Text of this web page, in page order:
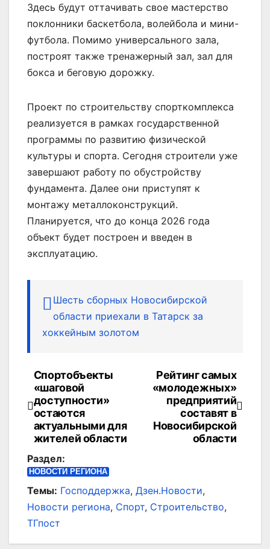
Здесь будут оттачивать свое мастерство
поклонники баскетбола, волейбола и мини-
футбола. Помимо универсального зала,
построят также тренажерный зал, зал для
бокса и беговую дорожку.
Проект по строительству спорткомплекса
реализуется в рамках государственной
программы по развитию физической
культуры и спорта. Сегодня строители уже
завершают работу по обустройству
фундамента. Далее они приступят к
монтажу металлоконструкций.
Планируется, что до конца 2026 года
объект будет построен и введен в
эксплуатацию.
Шесть сборных Новосибирской
области приехали в Татарск за
хоккейным золотом
Навигация
по
записям
Рейтинг самых
«молодежных»
предприятий
составят в
Новосибирской
области
Спортобъекты
«шаговой
доступности»
остаются
актуальными для
жителей области
Раздел:
НОВОСТИ РЕГИОНА
Темы: Господдержка, Дзен.Новости,
Новости региона, Спорт, Строительство,
ТГпост